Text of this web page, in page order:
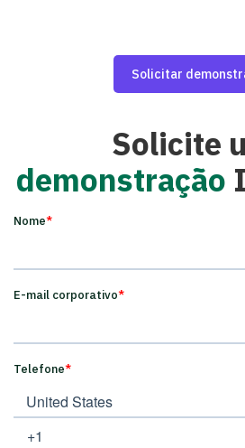
Solicitar
Solicite
demonstração